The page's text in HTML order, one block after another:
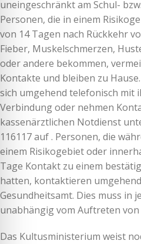
uneingeschränkt am Schul-
Personen, die in einem
von 14 Tagen nach Rückkehr
Fieber, Muskelschmerzen,
oder andere bekommen,
Kontakte und bleiben zu
sich umgehend telefonisch mit
Verbindung oder nehmen
kassenärztlichen Notdienst
116117 auf . Personen, die
einem Risikogebiet oder
Tage Kontakt zu einem
hatten, kontaktieren
Gesundheitsamt. Dies muss in
unabhängig vom Auftreten von
Das Kultusministerium weist